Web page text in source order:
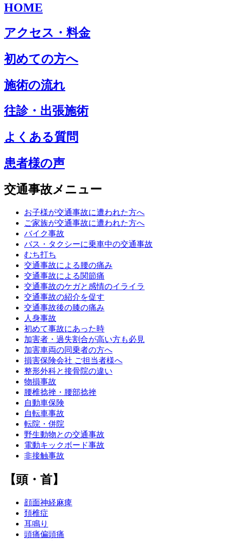
HOME
アクセス・料金
初めての方へ
施術の流れ
往診・出張施術
よくある質問
患者様の声
交通事故メニュー
お子様が交通事故に遭われた方へ
ご家族が交通事故に遭われた方へ
バイク事故
バス・タクシーに乗車中の交通事故
むち打ち
交通事故による腰の痛み
交通事故による関節痛
交通事故のケガと感情のイライラ
交通事故の紹介を促す
交通事故後の膝の痛み
人身事故
初めて事故にあった時
加害者・過失割合が高い方も必見
加害車両の同乗者の方へ
損害保険会社 ご担当者様へ
整形外科と接骨院の違い
物損事故
腰椎捻挫・腰部捻挫
自動車保険
自転車事故
転院・併院
野生動物との交通事故
電動キックボード事故
非接触事故
【頭・首】
顔面神経麻痺
頚椎症
耳鳴り
頭痛偏頭痛